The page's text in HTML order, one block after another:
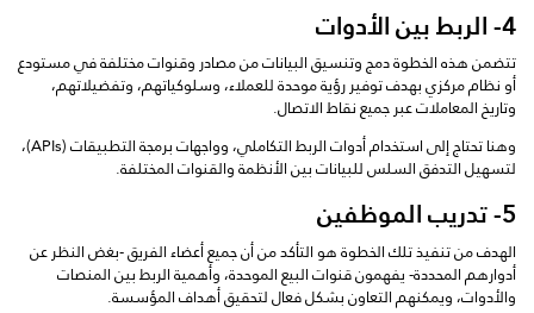
4- الربط بين الأدوات
تتضمن هذه الخطوة دمج وتنسيق البيانات من مصادر وقنوات مختلفة في مستودع
أو نظام مركزي بهدف توفير رؤية موحدة للعملاء، وسلوكياتهم، وتفضيلاتهم،
وتاريخ المعاملات عبر جميع نقاط الاتصال.
وهنا تحتاج إلى استخدام أدوات الربط التكاملي، وواجهات برمجة التطبيقات (APIs)،
لتسهيل التدفق السلس للبيانات بين الأنظمة والقنوات المختلفة.
5- تدريب الموظفين
الهدف من تنفيذ تلك الخطوة هو التأكد من أن جميع أعضاء الفريق -بغض النظر عن
أدوارهم المحددة- يفهمون قنوات البيع الموحدة، وأهمية الربط بين المنصات
والأدوات، ويمكنهم التعاون بشكل فعال لتحقيق أهداف المؤسسة.